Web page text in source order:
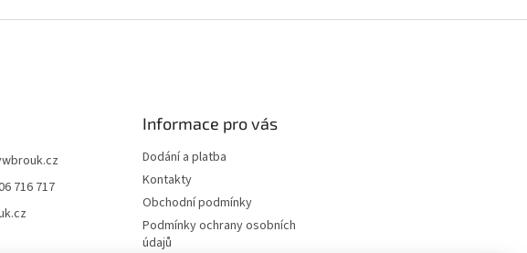
716 717
Informace pro vás
Dodání a platba
Kontakty
Obchodní podmínky
Podmínky ochrany osobních
údajů